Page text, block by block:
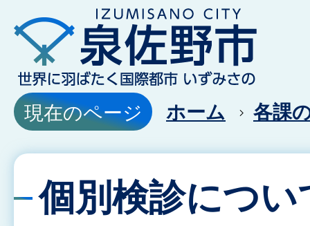
現在のページ ホーム 各課
個別検診につい